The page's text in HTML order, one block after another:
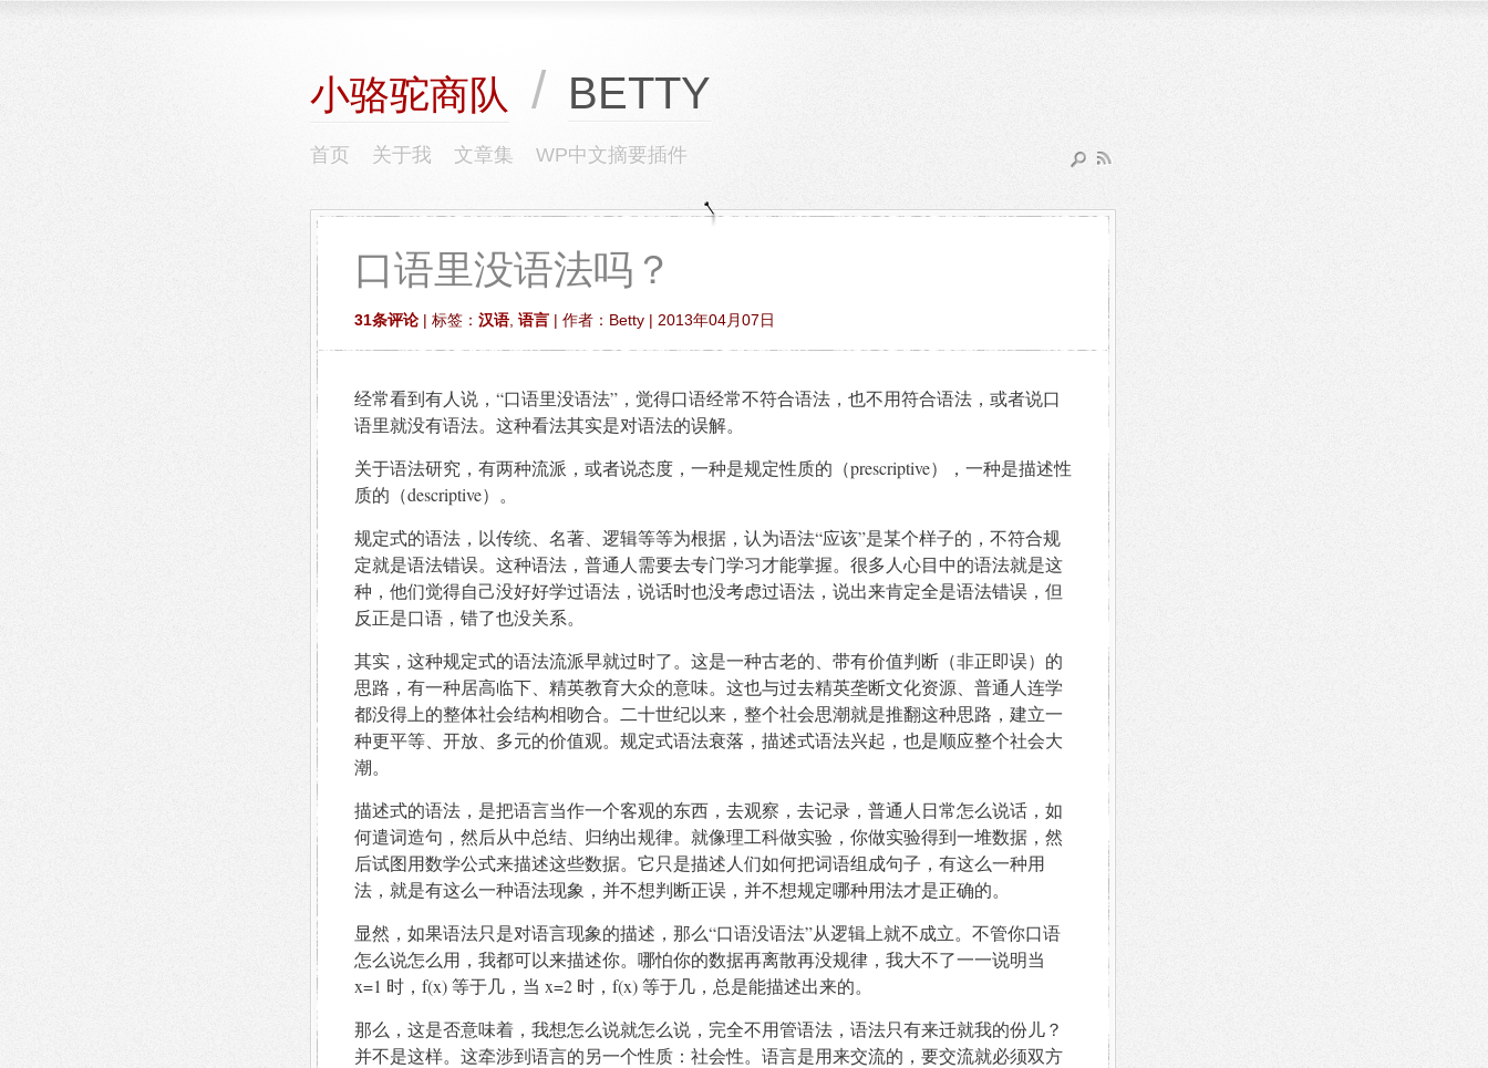
小骆驼商队 / BETTY
首页 关于我 文章集 WP中文摘要插件
口语里没语法吗？
31条评论| 标签： 汉语, 语言| 作者：Betty | 2013年04月07日
经常看到有人说，“口语里没语法”，觉得口语经常不符合语法，也不用符合语法，或者说口
语里就没有语法。这种看法其实是对语法的误解。
关于语法研究，有两种流派，或者说态度，一种是规定性质的（prescriptive），一种是描述性
质的（descriptive）。
规定式的语法，以传统、名著、逻辑等等为根据，认为语法“应该”是某个样子的，不符合规
定就是语法错误。这种语法，普通人需要去专门学习才能掌握。很多人心目中的语法就是这
种，他们觉得自己没好好学过语法，说话时也没考虑过语法，说出来肯定全是语法错误，但
反正是口语，错了也没关系。
其实，这种规定式的语法流派早就过时了。这是一种古老的、带有价值判断（非正即误）的
思路，有一种居高临下、精英教育大众的意味。这也与过去精英垄断文化资源、普通人连学
都没得上的整体社会结构相吻合。二十世纪以来，整个社会思潮就是推翻这种思路，建立一
种更平等、开放、多元的价值观。规定式语法衰落，描述式语法兴起，也是顺应整个社会大
潮。
描述式的语法，是把语言当作一个客观的东西，去观察，去记录，普通人日常怎么说话，如
何遣词造句，然后从中总结、归纳出规律。就像理工科做实验，你做实验得到一堆数据，然
后试图用数学公式来描述这些数据。它只是描述人们如何把词语组成句子，有这么一种用
法，就是有这么一种语法现象，并不想判断正误，并不想规定哪种用法才是正确的。
显然，如果语法只是对语言现象的描述，那么“口语没语法”从逻辑上就不成立。不管你口语
怎么说怎么用，我都可以来描述你。哪怕你的数据再离散再没规律，我大不了一一说明当
x=1 时，f(x) 等于几，当 x=2 时，f(x) 等于几，总是能描述出来的。
那么，这是否意味着，我想怎么说就怎么说，完全不用管语法，语法只有来迁就我的份儿？
并不是这样。这牵涉到语言的另一个性质：社会性。语言是用来交流的，要交流就必须双方